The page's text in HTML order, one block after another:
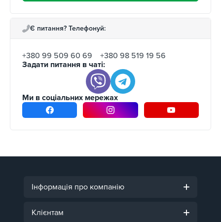
Є питання? Телефонуй:
+380 99 509 60 69
+380 98 519 19 56
Задати питання в чаті:
Ми в соціальних мережах
Інформація про компанію
Клієнтам